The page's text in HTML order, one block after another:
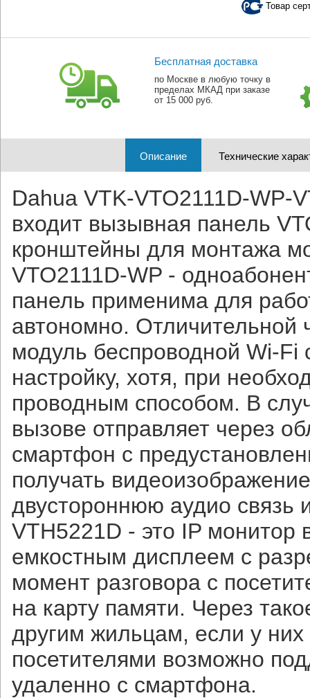
Товар
Бесплатная доставка
по Москве в любую точку в
пределах МКАД при заказе
от 15 000 руб.
Описание Технические
Dahua VTK-VTO2111D-WP-
входит вызывная панель
кронштейны для монтажа
VTO2111D-WP -
панель применима для
автономно. Отличительной
модуль беспроводной Wi-
настройку, хотя, при
проводным способом. В
вызове отправляет через
смартфон с
получать
двустороннюю аудио связь
VTH5221D - это IP
емкостным дисплеем с
момент разговора с
на карту памяти. Через
другим жильцам, если у
посетителями возможно
удаленно с смартфона.